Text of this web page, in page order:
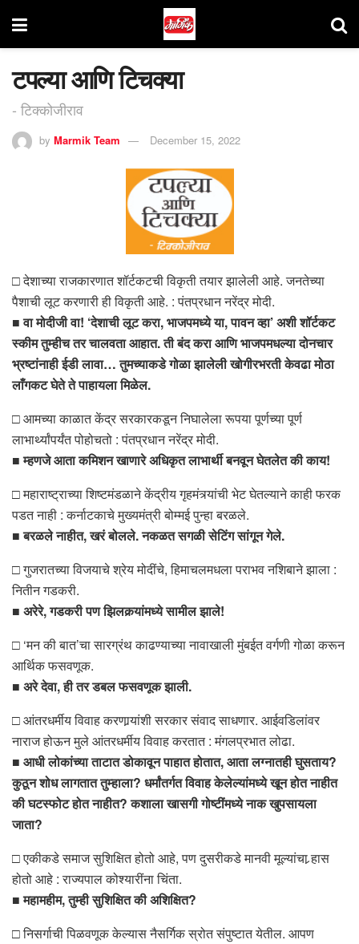
टपल्या आणि टिचक्या
- टिक्कोजीराव
by Marmik Team December 15, 2022
□ देशाच्या राजकारणात शॉर्टकटची विकृती तयार झालेली आहे. जनतेच्या
पैशाची लूट करणारी ही विकृती आहे. : पंतप्रधान नरेंद्र मोदी.
■वा मोदीजी वा! ‘देशाची लूट करा, भाजपमध्ये या, पावन व्हा’ अशी शॉर्टकट
स्कीम तुम्हीच तर चालवता आहात. ती बंद करा आणि भाजपमधल्या दोनचार
भ्रष्टांनाही ईडी लावा… तुमच्याकडे गोळा झालेली खोगीरभरती केवढा मोठा
लाँगकट घेते ते पाहायला मिळेल.
□ आमच्या काळात केंद्र सरकारकडून निघालेला रूपया पूर्णच्या पूर्ण
लाभार्थ्यांपर्यंत पोहोचतो : पंतप्रधान नरेंद्र मोदी.
■म्हणजे आता कमिशन खाणारे अधिकृत लाभार्थी बनवून घेतलेत की काय!
□ महाराष्ट्राच्या शिष्टमंडळाने केंद्रीय गृहमंत्र्यांची भेट घेतल्याने काही फरक
पडत नाही : कर्नाटकाचे मुख्यमंत्री बोम्मई पुन्हा बरळले.
■बरळले नाहीत, खरं बोलले. नकळत सगळी सेटिंग सांगून गेले.
□ गुजरातच्या विजयाचे श्रेय मोदींचे, हिमाचलमधला पराभव नशिबाने झाला :
नितीन गडकरी.
■ अरेरे, गडकरी पण झिलकर्‍यांमध्ये सामील झाले!
□ ‘मन की बात’चा सारग्रंथ काढण्याच्या नावाखाली मुंबईत वर्गणी गोळा करून
आर्थिक फसवणूक.
■ अरे देवा, ही तर डबल फसवणूक झाली.
□ आंतरधर्मीय विवाह करणार्‍यांशी सरकार संवाद साधणार. आईवडिलांवर
नाराज होऊन मुले आंतरधर्मीय विवाह करतात : मंगलप्रभात लोढा.
■ आधी लोकांच्या ताटात डोकावून पाहात होतात, आता लग्नातही घुसताय?
कुठून शोध लागतात तुम्हाला? धर्मांतर्गत विवाह केलेल्यांमध्ये खून होत नाहीत
की घटस्फोट होत नाहीत? कशाला खासगी गोष्टींमध्ये नाक खुपसायला
जाता?
□ एकीकडे समाज सुशिक्षित होतो आहे, पण दुसरीकडे मानवी मूल्यांचा र्‍हास
होतो आहे : राज्यपाल कोश्यारींना चिंता.
■महामहीम, तुम्ही सुशिक्षित की अशिक्षित?
□ निसर्गाची पिळवणूक केल्यास नैसर्गिक स्रोत संपुष्टात येतील. आपण